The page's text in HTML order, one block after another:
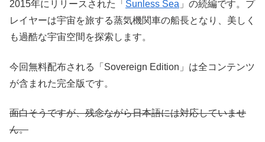
2015年にリリースされた「 Sunless Sea 」の続編です。プ
レイヤーは宇宙を旅する蒸気機関車の船長となり、美しく
も過酷な宇宙空間を探索します。
今回無料配布される「Sovereign Edition」は全コンテンツ
が含まれた完全版です。
面白そうですが、残念ながら日本語には対応していませ
ん。